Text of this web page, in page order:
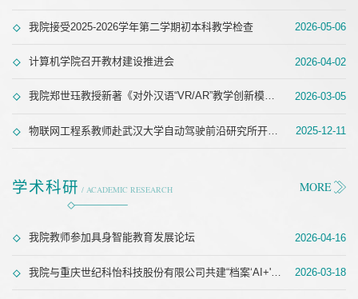
我院接受2025-2026学年第二学期初本科教学检查 2026-05-06
计算机学院召开教材建设推进会 2026-04-02
我院郑世珏教授新著《对外汉语“VR/AR”教学创新模式研究》出版 2026-03-05
物联网工程系教师赴武汉大学自动驾驶前沿研究所开展学科建设调研 2025-12-11
学术科研 / ACADEMIC RESEARCH MORE
我院教师参加具身智能教育发展论坛 2026-04-16
我院与重庆世纪科怡科技股份有限公司共建“档案‘AI+'与数据智治应用联合研发中心”签约揭牌仪式隆重举行 2026-03-18